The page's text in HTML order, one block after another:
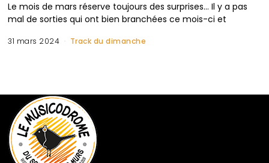
Le mois de mars réserve toujours des surprises… Il y a pas
mal de sorties qui ont bien branchées ce mois-ci et
31 mars 2024 Track du dimanche